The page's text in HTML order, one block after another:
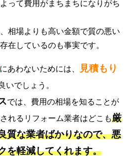
って費用がまちまちになりがち
相場よりも高い金額で質の悪い
在しているのも事実です。
にあわないためには、
見積もり
いでしょう。
では、費用の相場を知ることが
れるリフォーム業者はどこも厳
質な業者ばかりなので、悪
を軽減してくれます。